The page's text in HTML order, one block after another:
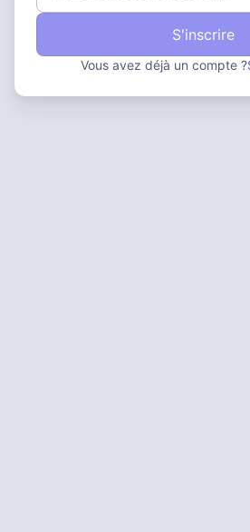
S'inscrire
Vous avez déjà un compte ?